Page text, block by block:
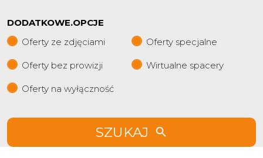
DODATKOWE.OPCJE
Oferty ze zdjęciami
Oferty specjalne
Oferty bez prowizji Wirtualne spacery
Oferty na wyłączność
SZUKAJ